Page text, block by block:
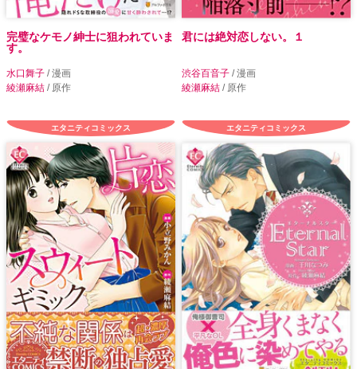
完璧なケモノ紳士に狙われていま
す。
水口舞子 / 漫画
綾瀬麻結 / 原作
君には絶対恋しない。１
渋谷百音子 / 漫画
綾瀬麻結 / 原作
エタニティコミックス エタニティコミックス